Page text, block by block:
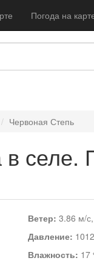
Погода на
Червоная Степь
селе.
Ветер: 3.86 м/
Давление:
Влажность: 17